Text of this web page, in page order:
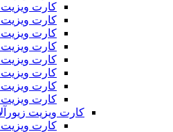
کارت
کارت ویزیت
کارت ویزیت
کارت ویزیت
کارت ویزیت
کارت
کارت ویزیت
کارت
کارت ویزیت
کارت